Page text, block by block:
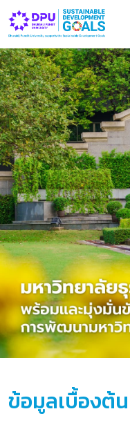
ข้อมูลเบื้องต้น